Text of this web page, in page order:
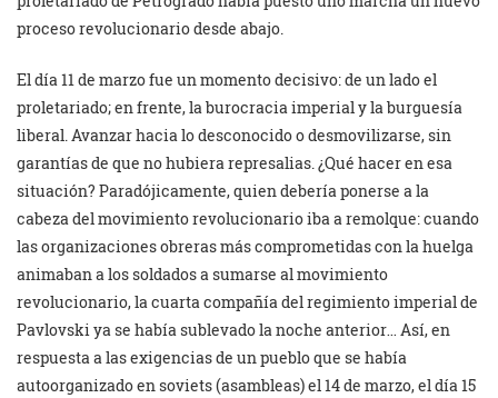
proceso revolucionario desde abajo.
El día 11 de marzo fue un momento decisivo: de un lado el
proletariado; en frente, la burocracia imperial y la burguesía
liberal. Avanzar hacia lo desconocido o desmovilizarse, sin
garantías de que no hubiera represalias. ¿Qué hacer en esa
situación? Paradójicamente, quien debería ponerse a la
cabeza del movimiento revolucionario iba a remolque: cuando
las organizaciones obreras más comprometidas con la huelga
animaban a los soldados a sumarse al movimiento
revolucionario, la cuarta compañía del regimiento imperial de
Pavlovski ya se había sublevado la noche anterior… Así, en
respuesta a las exigencias de un pueblo que se había
autoorganizado en soviets (asambleas) el 14 de marzo, el día 15